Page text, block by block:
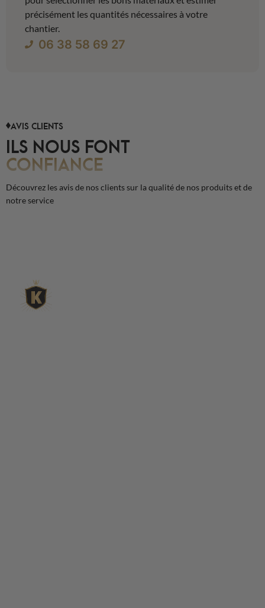
précisément les quantités nécessaires à votre
chantier.
06 38 58 69 27
AVIS CLIENTS
ILS NOUS FONT
CONFIANCE
Découvrez les avis de nos clients sur la qualité de nos produits et de
notre service